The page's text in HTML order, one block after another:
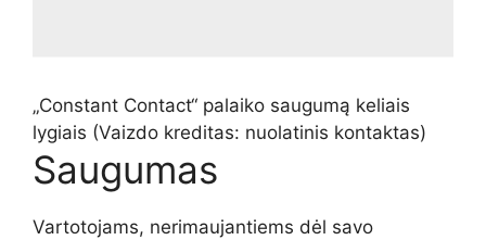
„Constant Contact“ palaiko saugumą keliais
lygiais (Vaizdo kreditas: nuolatinis kontaktas)
Saugumas
Vartotojams, nerimaujantiems dėl savo